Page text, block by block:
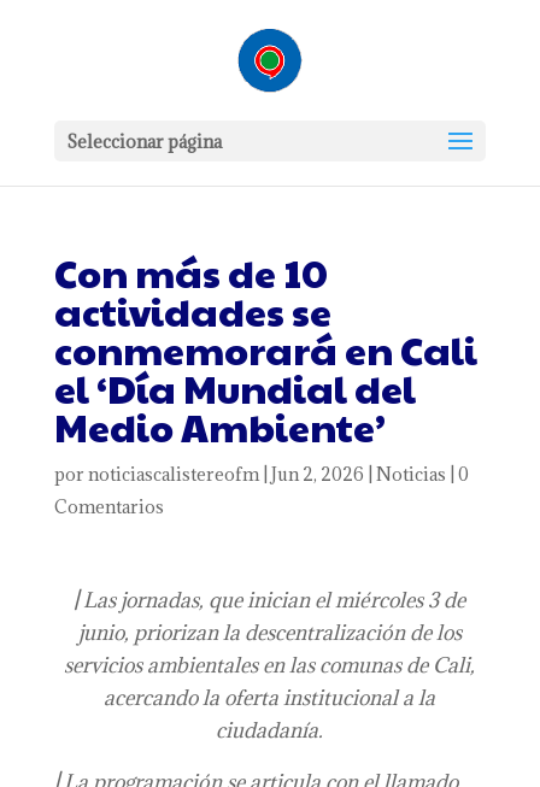
Seleccionar página
Con más de 10
actividades se
conmemorará en Cali
el ‘Día Mundial del
Medio Ambiente’
por noticiascalistereofm| Jun 2, 2026 Noticias 0
Comentarios
|Las jornadas, que inician el miércoles 3 de
junio, priorizan la descentralización de los
servicios ambientales en las comunas de Cali,
acercando la oferta institucional a la
ciudadanía.